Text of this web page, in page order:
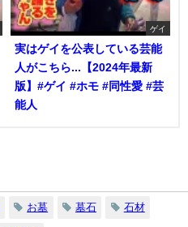
ゲイ
実はゲイを公表している芸能
人がこちら...【2024年最新
版】#ゲイ #ホモ #同性愛 #芸
能人
お墓 墓石 石材